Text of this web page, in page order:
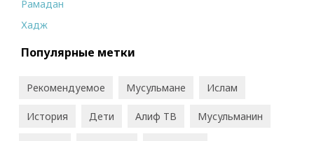
Рамадан
Хадж
Популярные метки
Рекомендуемое Мусульмане Ислам
История Дети Алиф ТВ Мусульманин